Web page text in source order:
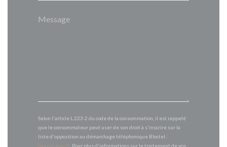
Selon l'article L.223-2 du code de la consommation, il est rappelé
que le consommateur peut user de son droit à s'inscrire sur la
liste d'opposition au démarchage téléphonique Bloctel :
bloctel.gouv.fr . Pour plus d'informations sur le traitement de vos